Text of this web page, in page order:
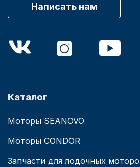
Написать нам
Каталог
Моторы SEANOVO
Моторы CONDOR
Запчасти для лодочных